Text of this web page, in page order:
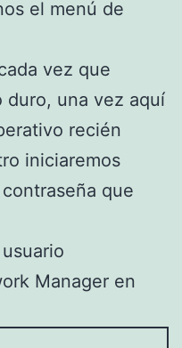
el menú de
vez que
duro, una vez aquí
recién
iniciaremos
que
Manager en